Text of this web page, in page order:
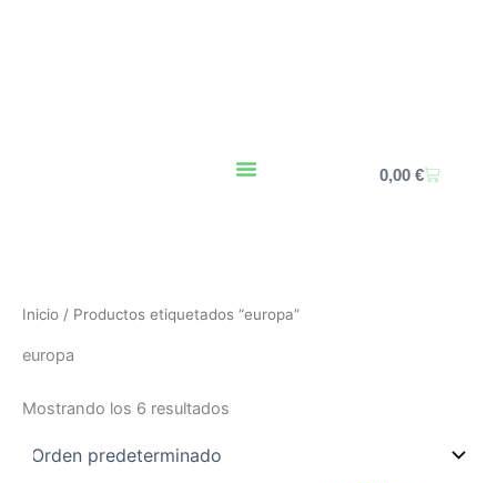
0,00€Carrito
Inicio / Productos etiquetados “europa”
europa
Mostrando los 6 resultados